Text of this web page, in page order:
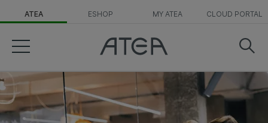
ATEA ESHOP MY ATEA CLOUD PORTAL